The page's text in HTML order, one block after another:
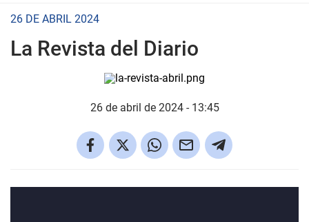
26 DE ABRIL 2024
La Revista del Diario
26 de abril de 2024 - 13:45